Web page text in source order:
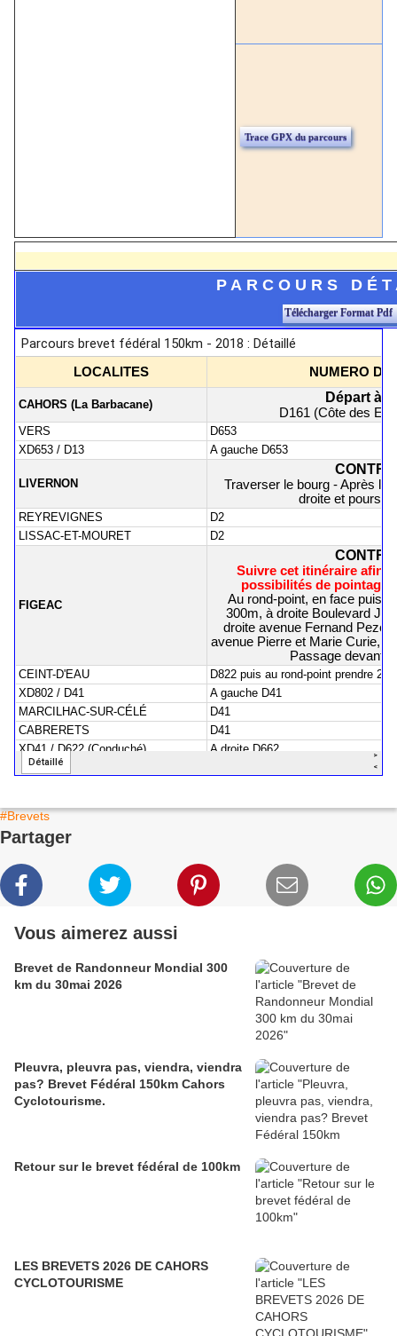
Trace GPX du parcours
PARCOURS
Télécharger Format Pdf
#Brevets
Partager
Vous aimerez aussi
Brevet de Randonneur Mondial 300
km du 30mai 2026
Pleuvra, pleuvra pas, viendra, viendra
pas? Brevet Fédéral 150km Cahors
Cyclotourisme.
Retour sur le brevet fédéral de 100km
LES BREVETS 2026 DE CAHORS
CYCLOTOURISME